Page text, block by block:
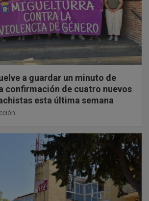
a guardar un minuto de
confirmación de cuatro nuevos
esta última semana